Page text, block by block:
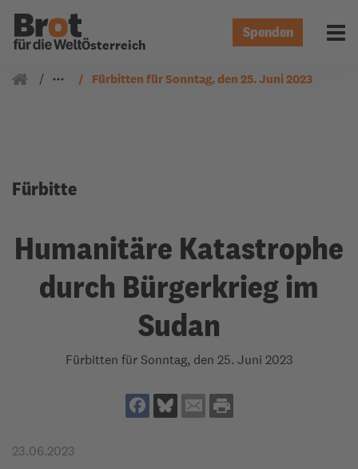
Österreich
Spenden
Gemeindearbeit
Fürbitten
Fürbitten für Sonntag, den 25. Juni 2023
Fürbitte
Humanitäre Katastrophe
durch Bürgerkrieg im
Sudan
Fürbitten für Sonntag, den 25. Juni 2023
23.06.2023